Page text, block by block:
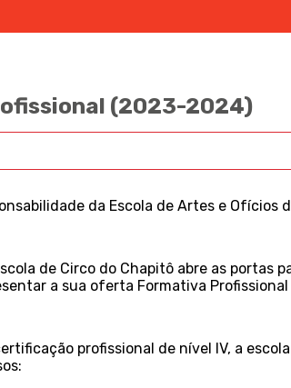
(2023-2024)
da Escola de Artes e Ofícios
de Circo do Chapitô abre as portas
a sua oferta Formativa Profissional
profissional de nível IV, a